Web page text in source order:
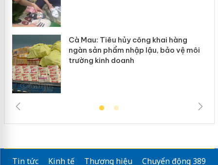
Cà Mau: Tiêu hủy công khai hàng
ngàn sản phẩm nhập lậu, bảo vệ môi
trường kinh doanh
Tin tức Kinh tế Thương hiệu
Chuyển động 389